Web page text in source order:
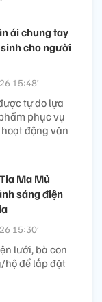
ái chung tay
cho người
15:48’
tự do lựa
phục vụ
động văn
Ma Mủ
sáng điện
15:30’
lưới, bà con
hộ để lắp đặt